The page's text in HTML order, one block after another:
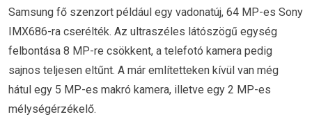
Samsung fő szenzort például egy vadonatúj, 64 MP-es Sony
IMX686-ra cserélték. Az ultraszéles látószögű egység
felbontása 8 MP-re csökkent, a telefotó kamera pedig
sajnos teljesen eltűnt. A már említetteken kívül van még
hátul egy 5 MP-es makró kamera, illetve egy 2 MP-es
mélységérzékelő.